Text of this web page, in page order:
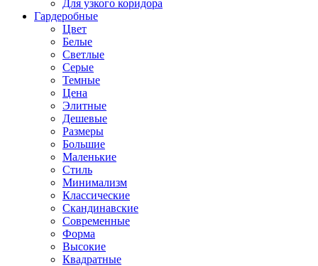
Для узкого коридора
Гардеробные
Цвет
Белые
Светлые
Серые
Темные
Цена
Элитные
Дешевые
Размеры
Большие
Маленькие
Стиль
Минимализм
Классические
Скандинавские
Современные
Форма
Высокие
Квадратные